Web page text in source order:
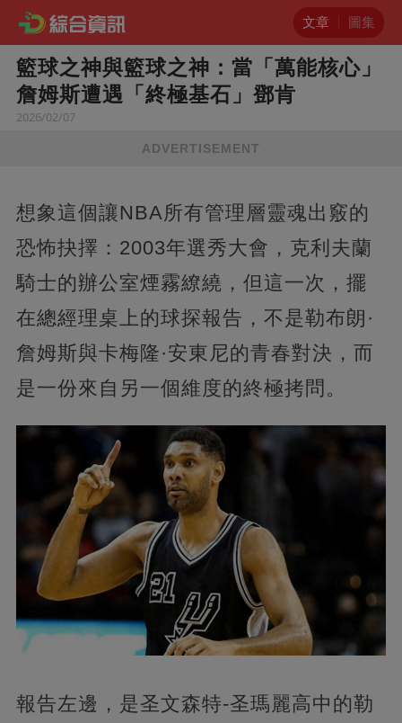
文章 圖集
籃球之神與籃球之神：當「萬能核心」
詹姆斯遭遇「終極基石」鄧肯
2026/02/07
ADVERTISEMENT
想象這個讓NBA所有管理層靈魂出竅的
恐怖抉擇：2003年選秀大會，克利夫蘭
騎士的辦公室煙霧繚繞，但這一次，擺
在總經理桌上的球探報告，不是勒布朗·
詹姆斯與卡梅隆·安東尼的青春對決，而
是一份來自另一個維度的終極拷問。
報告左邊，是圣文森特-圣瑪麗高中的勒